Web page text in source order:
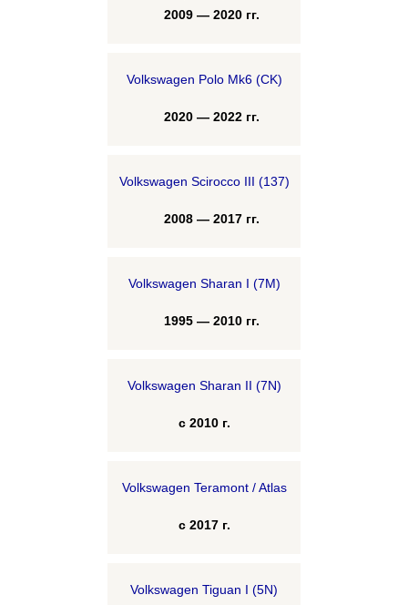
2009 — 2020 гг.
Volkswagen Polo Mk6 (CK)
2020 — 2022 гг.
Volkswagen Scirocco III (137)
2008 — 2017 гг.
Volkswagen Sharan I (7M)
1995 — 2010 гг.
Volkswagen Sharan II (7N)
с 2010 г.
Volkswagen Teramont / Atlas
с 2017 г.
Volkswagen Tiguan I (5N)